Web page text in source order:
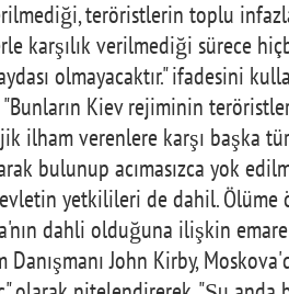
teröristlerin toplu
karşılık verilmediği sürece
olmayacaktır." ifadesini
Kiev rejiminin
ilham verenlere karşı başka
bulunup acımasızca yok
yetkilileri de dahil. Ölüme
dahli olduğuna ilişkin
John Kirby,